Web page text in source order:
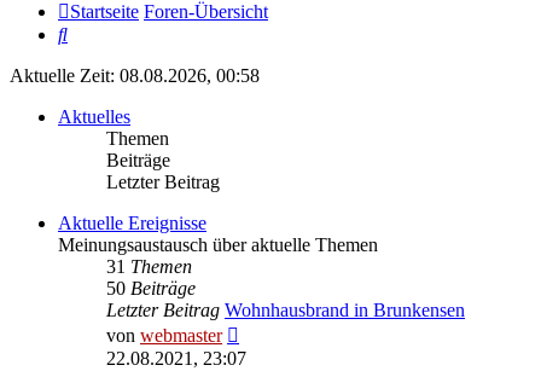
Startseite Foren-Übersicht
Suche
Aktuelle Zeit: 08.08.2026, 00:58
Aktuelles
Themen
Beiträge
Letzter Beitrag
Aktuelle Ereignisse
Meinungsaustausch über aktuelle Themen
31 Themen
50 Beiträge
Letzter Beitrag Wohnhausbrand in Brunkensen
von webmaster
Beitrag
22.08.2021, 23:07